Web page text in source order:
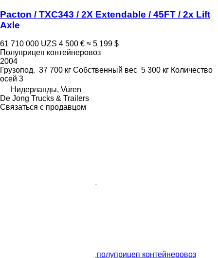
Pacton / TXC343 / 2X Extendable / 45FT / 2x Lift
Axle
61 710 000 UZS 4 500 € ≈ 5 199 $
Полуприцеп контейнеровоз
2004
Грузопод. 37 700 кг Собственный вес 5 300 кг Количество
осей 3
Нидерланды, Vuren
De Jong Trucks & Trailers
Связаться с продавцом
полуприцеп контейнеровоз